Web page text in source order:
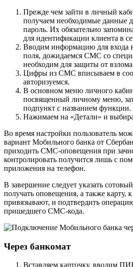
Прежде чем зайти в личный
получаем необходимые данные
пароль. Их обязательно
для идентификации клиента в
Вводим информацию для входа
поля, дожидаемся СМС со
необходим для защиты от
Цифры из СМС вписываем в
авторизуемся.
В основном меню личного
посвященный личному меню,
подпункт с названием функции.
Нажимаем на «Детали» и
Во время настройки пользователь
вариант Мобильного банка от
приходить СМС-оповещения при
контролировать получится лишь с
приложения на телефон.
В завершение следует указать
получать оповещения, а также карту,
привязывают, и подтвердить
пришедшего СМС-кода.
Через банкомат
Вставляем карточку, вводим